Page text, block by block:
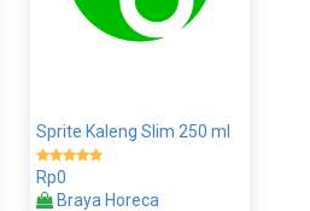
Sprite Kaleng Slim 250 ml
Rp0
Braya Horeca